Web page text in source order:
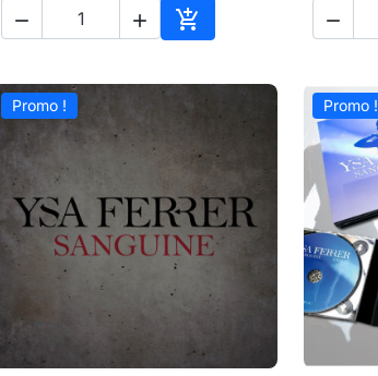
  
Ajouter au panier

Promo ! Promo !